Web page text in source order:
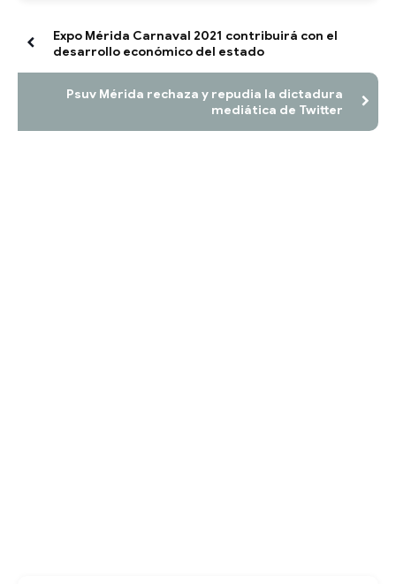
Expo Mérida Carnaval 2021 contribuirá con el
desarrollo económico del estado
Psuv Mérida rechaza y repudia la dictadura
mediática de Twitter